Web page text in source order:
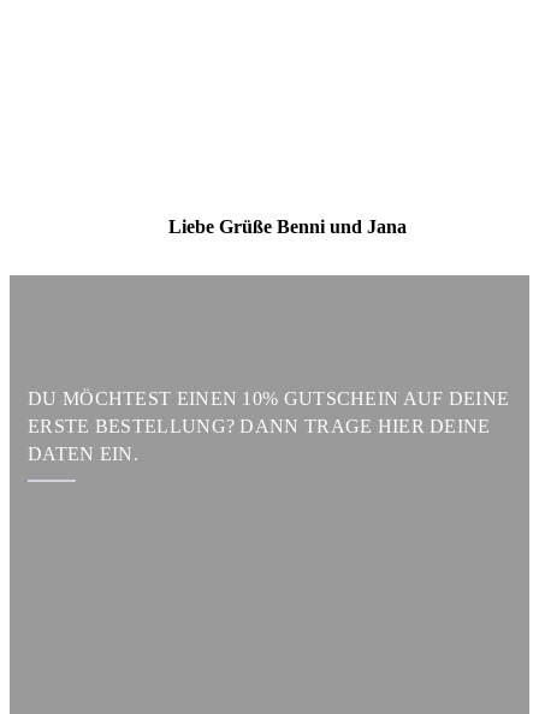
Liebe Grüße Benni und Jana
DU MÖCHTEST EINEN 10% GUTSCHEIN AUF DEINE
ERSTE BESTELLUNG? DANN TRAGE HIER DEINE
DATEN EIN.